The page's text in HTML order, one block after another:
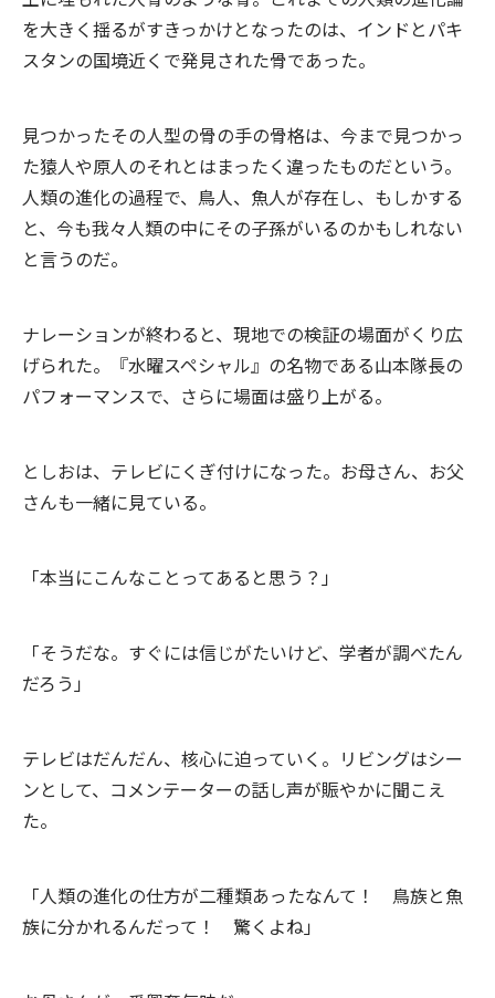
を大きく揺るがすきっかけとなったのは、インドとパキ
スタンの国境近くで発見された骨であった。
見つかったその人型の骨の手の骨格は、今まで見つかっ
た猿人や原人のそれとはまったく違ったものだという。
人類の進化の過程で、鳥人、魚人が存在し、もしかする
と、今も我々人類の中にその子孫がいるのかもしれない
と言うのだ。
ナレーションが終わると、現地での検証の場面がくり広
げられた。『水曜スペシャル』の名物である山本隊長の
パフォーマンスで、さらに場面は盛り上がる。
としおは、テレビにくぎ付けになった。お母さん、お父
さんも一緒に見ている。
「本当にこんなことってあると思う？」
「そうだな。すぐには信じがたいけど、学者が調べたん
だろう」
テレビはだんだん、核心に迫っていく。リビングはシー
ンとして、コメンテーターの話し声が賑やかに聞こえ
た。
「人類の進化の仕方が二種類あったなんて！ 鳥族と魚
族に分かれるんだって！ 驚くよね」